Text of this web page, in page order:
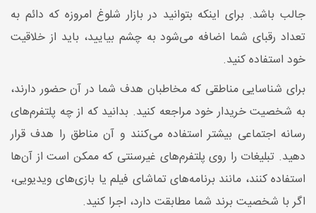
جالب باشد. برای اینکه بتوانید در بازار شلوغ امروزه که دائم به
تعداد رقبای شما اضافه می‌شود به چشم بیایید، باید از خلاقیت
خود استفاده کنید.
برای شناسایی مناطقی که مخاطبان هدف شما در آن حضور دارند،
به شخصیت خریدار خود مراجعه کنید. بدانید که از چه پلتفرم‌های
رسانه اجتماعی بیشتر استفاده می‌کنند و آن مناطق را هدف قرار
دهید. تبلیغات را روی پلتفرم‌های غیرسنتی که ممکن است از آن‌ها
استفاده کنند، مانند برنامه‌های تماشای فیلم یا بازی‌های ویدیویی،
اگر با شخصیت برند شما مطابقت دارد، اجرا کنید.